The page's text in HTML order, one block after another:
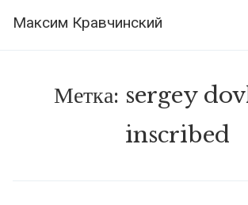
Максим Кравчинский
Метка: sergey
inscribed